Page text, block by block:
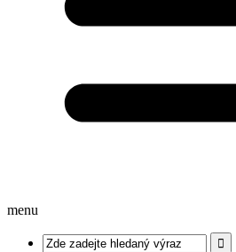
menu